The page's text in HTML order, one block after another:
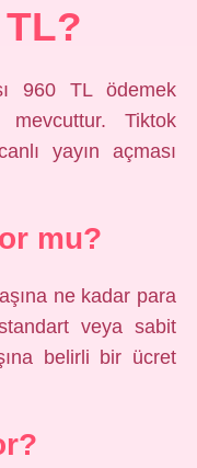
960 TL ödemek
Tiktok
yayın açması
mu?
ne kadar para
veya sabit
belirli bir ücret